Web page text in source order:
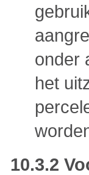
onder
het
10.3.2